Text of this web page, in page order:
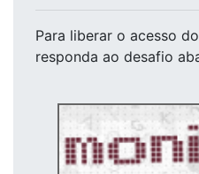
Para liberar o acesso
responda ao desafio